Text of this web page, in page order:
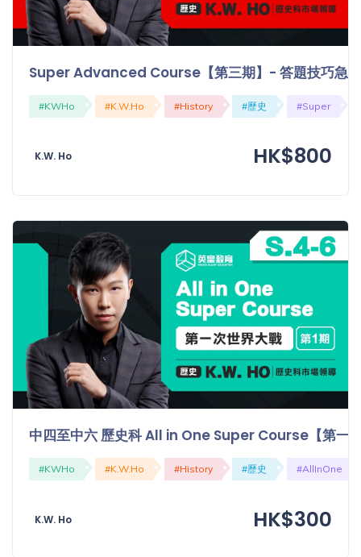
Super Advanced Course【第三期】- 答題技巧急
#KWHo #K.W.Ho #History #歷史 #Super
K.W. Ho HK$800
中四至中六 歷史科 All in One Super Course【第一
#KWHo #K.W.Ho #History #歷史 #AllInOne
K.W. Ho HK$300